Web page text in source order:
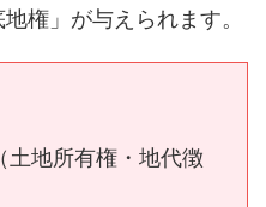
権」が与えられます。
土地所有権・地代徴